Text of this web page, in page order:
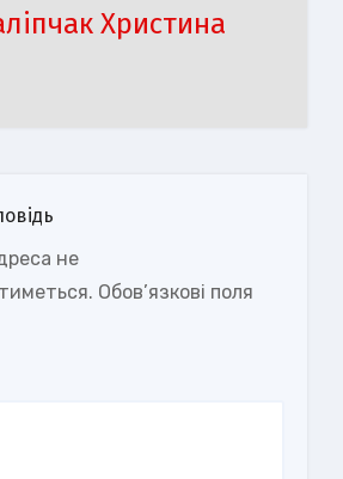
Христина
не
Обов’язкові поля